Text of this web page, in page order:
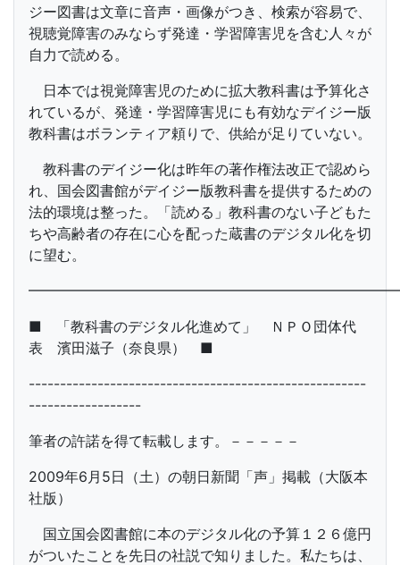
ジー図書は文章に音声・画像がつき、検索が容易で、
視聴覚障害のみならず発達・学習障害児を含む人々が
自力で読める。
日本では視覚障害児のために拡大教科書は予算化さ
れているが、発達・学習障害児にも有効なデイジー版
教科書はボランティア頼りで、供給が足りていない。
教科書のデイジー化は昨年の著作権法改正で認めら
れ、国会図書館がデイジー版教科書を提供するための
法的環境は整った。「読める」教科書のない子どもた
ちや高齢者の存在に心を配った蔵書のデジタル化を切
に望む。
■ 「教科書のデジタル化進めて」 ＮＰＯ団体代
表 濱田滋子（奈良県） ■
------------------------------------------------------
------------------
筆者の許諾を得て転載します。－－－－－
2009年6月5日（土）の朝日新聞「声」掲載（大阪本
社版）
国立国会図書館に本のデジタル化の予算１２６億円
がついたことを先日の社説で知りました。私たちは、